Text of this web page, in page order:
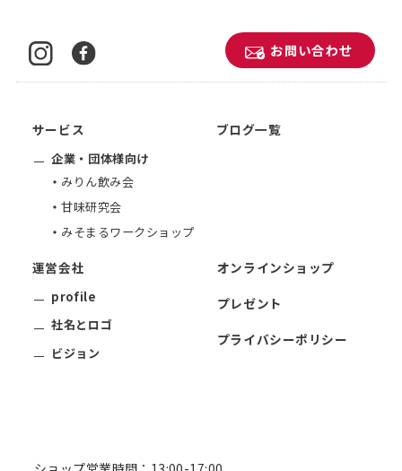
お問い合わせ
サービス
企業・団体様向け
みりん飲み会
甘味研究会
みそまるワークショップ
ブログ一覧
運営会社
profile
社名とロゴ
ビジョン
オンラインショップ
プレゼント
プライバシーポリシー